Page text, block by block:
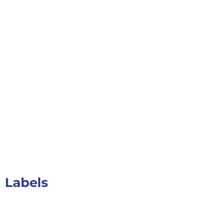
Labels